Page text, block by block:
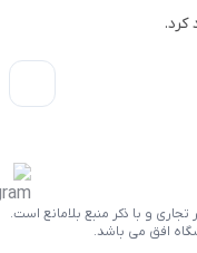
کرد.
و با ذکر منبع بلامانع است.
افق می باشد.